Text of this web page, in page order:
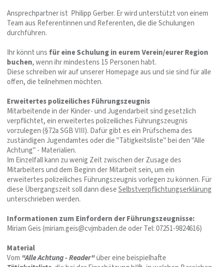
Ansprechpartner ist Philipp Gerber. Er wird unterstützt von einem
Team aus Referentinnen und Referenten, die die Schulungen
durchführen.
Ihr könnt uns für eine Schulung in eurem Verein/eurer Region
buchen, wenn ihr mindestens 15 Personen habt.
Diese schreiben wir auf unserer Homepage aus und sie sind für alle
offen, die teilnehmen möchten.
Erweitertes polizeiliches Führungszeugnis
Mitarbeitende in der Kinder- und Jugendarbeit sind gesetzlich
verpflichtet, ein erweitertes polizeiliches Führungszeugnis
vorzulegen (§72a SGB VIII). Dafür gibt es ein Prüfschema des
zuständigen Jugendamtes oder die "Tätigkeitsliste" bei den "Alle
Achtung" - Materialien.
Im Einzelfall kann zu wenig Zeit zwischen der Zusage des
Mitarbeiters und dem Beginn der Mitarbeit sein, um ein
erweitertes polizeiliches Führungszeugnis vorlegen zu können. Für
diese Übergangszeit soll dann dieseSelbstverpflichtungserklärung
unterschrieben werden.
Informationen zum Einfordern der Führungszeugnisse:
Miriam Geis (miriam.geis@cvjmbaden.de oder Tel: 07251-9824616)
Material
Vom "Alle Achtung - Reader"über eine beispielhafte